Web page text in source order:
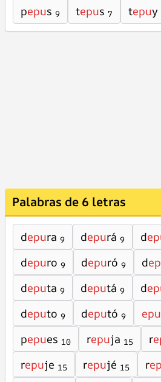
pepus 9 tepus 7 tepuy
Palabras de 6 letras
depura 9 depurá 9 d
depuro 9 depuró 9 d
deputa 9 deputá 9 d
deputo 9 deputó 9 epu
pepues 10 repuja 15 r
repuje 15 repujé 15 r